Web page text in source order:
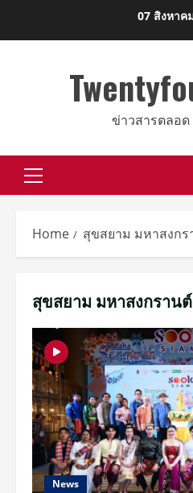
07 สิงหาค
ข่าวสารตลอด
Primary
Home สุขสยาม มหาสงก
สุขสยาม มหาสงกราน
News